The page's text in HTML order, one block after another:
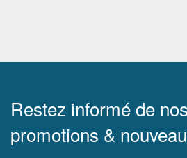
Restez informé de
promotions &